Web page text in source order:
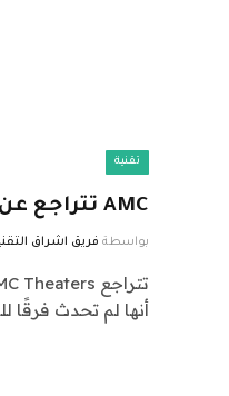
تقنية
AMC تتراجع عن خطة رأسية لفرض أسعار مختلفة للمقاعد
بواسطة فريق اشراق
أنها لم تحدث فرقًا